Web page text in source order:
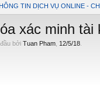
TIN DỊCH VỤ ONLINE -
xác minh tài
bởi Tuan Pham 12/5/18